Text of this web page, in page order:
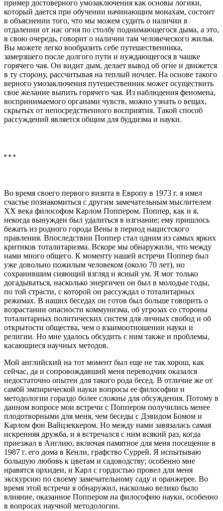
пример достоверного умозаключения как основы логики,
который дается при обучении начинающим монахам, состоит
в объяснении того, что мы можем судить о наличии в
отдалении от нас огня по столбу поднимающегося дыма, а это,
в свою очередь, говорит о наличии там человеческого жилья.
Вы можете легко вообразить себе путешественника,
замерзшего после долгого пути и нуждающегося в чашке
горячего чая. Он видит дым, делает вывод об огне и движется
в ту сторону, рассчитывая на теплый ночлег. На основе такого
верного умозаключения путешественник может осуществить
свое желание выпить горячего чая. Из наблюдения феномена,
воспринимаемого органами чувств, можно узнать о вещах,
скрытых от непосредственного восприятия. Такой способ
рассуждений является общим для буддизма и науки.
* * *
Во время своего первого визита в Европу в 1973 г. я имел
счастье познакомиться с другим замечательным мыслителем
XX века философом Карлом Поппером. Поппер, как и я,
некогда вынужден был удалиться в изгнание; ему пришлось
бежать из родного города Вены в период нацистского
правления. Впоследствии Поппер стал одним из самых ярких
критиков тоталитаризма. Вскоре мы обнаружили, что между
нами много общего. К моменту нашей встречи Поппер был
уже довольно пожилым человеком (около 70 лет), но
сохранившим сияющий взгляд и ясный ум. Я мог только
догадываться, насколько энергичен он был в молодые годы,
по той страсти, с которой он рассуждал о тоталитарных
режимах. В наших беседах он готов был больше говорить о
возрастании опасности коммунизма, об угрозах со стороны
тоталитарных политических систем для личных свобод и об
открытости общества, чем о взаимоотношении науки и
религии. Но мне удалось обсудить с ним также и проблемы,
касающиеся научных методов.
Мой английский на тот момент был еще не так хорош, как
сейчас, да и сопровождавший меня переводчик оказался
недостаточно опытен для такого рода бесед. В отличие же от
самбй эмпирической науки вопросы ее философии и
методологии гораздо более сложны для обсуждения. Потому в
данном вопросе мои встречи с Поппером получились менее
плодотворными для меня, чем беседы с Дэвидом Бомом и
Карлом фон Вайцзеккером. Но между нами завязалась самая
искренняя дружба, и я встречался с ним всякий раз, когда
приезжал в Англию, включая памятное для меня посещение в
1987 г. его дома в Кенли, графство Суррей. Я испытываю
большую любовь к цветам и садоводству; особенно мне
нравятся орхидеи, и Карл с гордостью провел для меня
экскурсию по своему замечательному саду и оранжерее. Во
время этой встречи я обнаружил, насколько велико было
влияние, оказанное Поппером на философию науки, особенно
в вопросах научной методологии.